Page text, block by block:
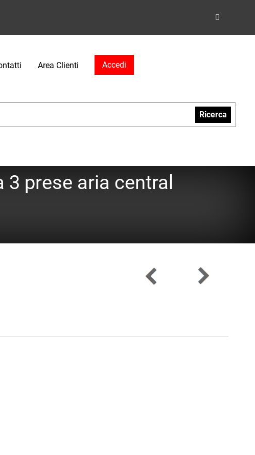
Area Clienti Accedi
Ricerca
prese aria central